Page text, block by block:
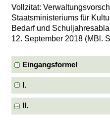
Vollzitat:
Staatsministeriums für
Bedarf und
12. September 2018 (MBl.
Eingangsformel
I.
II.